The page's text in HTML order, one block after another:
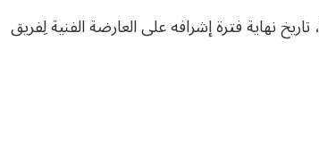
ولا يشتغل زيدان في الحقل التدريبي منذ جوان 2021، تاريخ نهاية فترة إشرافه على العارضة الفنية لِفريق